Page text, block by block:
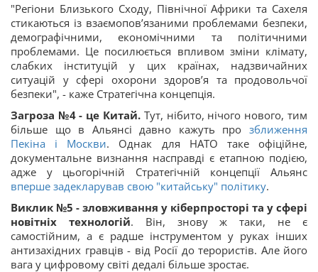
"Регіони Близького Сходу, Північної Африки та Сахеля
стикаються із взаємопов’язаними проблемами безпеки,
демографічними, економічними та політичними
проблемами. Це посилюється впливом зміни клімату,
слабких інституцій у цих країнах, надзвичайних
ситуацій у сфері охорони здоров’я та продовольчої
безпеки", - каже Стратегічна концепція.
Загроза №4 - це Китай. Тут, нібито, нічого нового, тим
більше що в Альянсі давно кажуть про зближення
Пекіна і Москви. Однак для НАТО таке офіційне,
документальне визнання насправді є етапною подією,
адже у цьогорічній Стратегічній концепції Альянс
вперше задекларував свою "китайську" політику.
Виклик №5 - зловживання у кіберпросторі та у сфері
новітніх технологій. Він, знову ж таки, не є
самостійним, а є радше інструментом у руках інших
антизахідних гравців - від Росії до терористів. Але його
вага у цифровому світі дедалі більше зростає.